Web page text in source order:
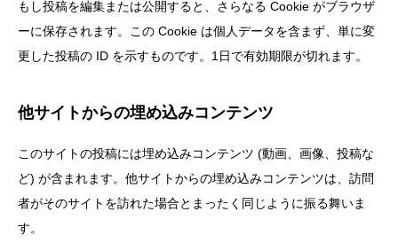
もし投稿を編集または公開すると、さらなる Cookie がブラウザ
ーに保存されます。この Cookie は個人データを含まず、単に変
更した投稿の ID を示すものです。1日で有効期限が切れます。
他サイトからの埋め込みコンテンツ
このサイトの投稿には埋め込みコンテンツ (動画、画像、投稿な
ど) が含まれます。他サイトからの埋め込みコンテンツは、訪問
者がそのサイトを訪れた場合とまったく同じように振る舞いま
す。